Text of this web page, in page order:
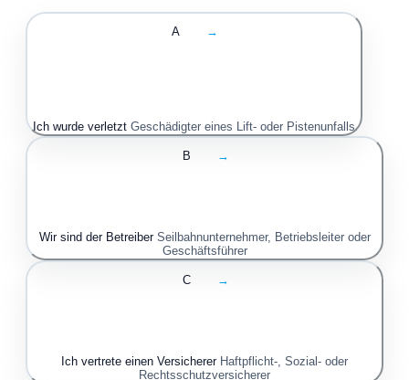
A →
Ich wurde verletzt Geschädigter eines Lift- oder Pistenunfalls
B →
Wir sind der Betreiber Seilbahnunternehmer, Betriebsleiter oder
Geschäftsführer
C →
Ich vertrete einen Versicherer Haftpflicht-, Sozial- oder
Rechtsschutzversicherer